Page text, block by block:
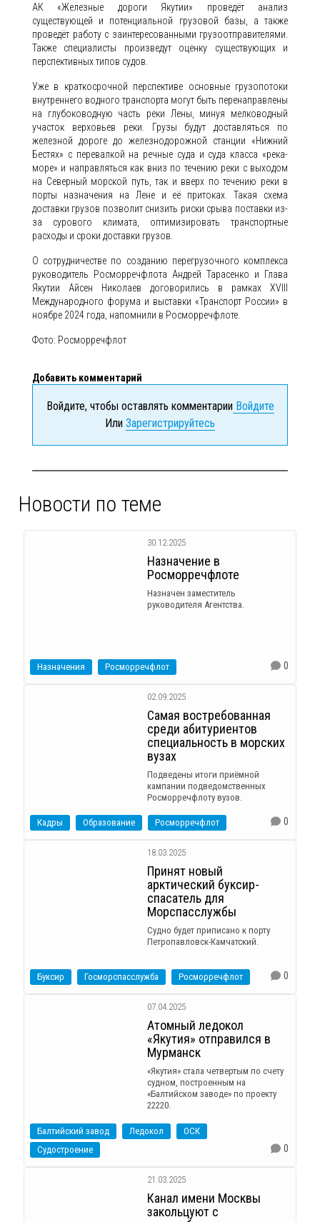
АК «Железные дороги Якутии» проведёт анализ
существующей и потенциальной грузовой базы, а также
проведёт работу с заинтересованными грузоотправителями.
Также специалисты произведут оценку существующих и
перспективных типов судов.
Уже в краткосрочной перспективе основные грузопотоки
внутреннего водного транспорта могут быть перенаправлены
на глубоководную часть реки Лены, минуя мелководный
участок верховьев реки. Грузы будут доставляться по
железной дороге до железнодорожной станции «Нижний
Бестях» с перевалкой на речные суда и суда класса «река-
море» и направляться как вниз по течению реки с выходом
на Северный морской путь, так и вверх по течению реки в
порты назначения на Лене и её притоках. Такая схема
доставки грузов позволит снизить риски срыва поставки из-
за сурового климата, оптимизировать транспортные
расходы и сроки доставки грузов.
О сотрудничестве по созданию перегрузочного комплекса
руководитель Росморречфлота Андрей Тарасенко и Глава
Якутии Айсен Николаев договорились в рамках ХVIII
Международного форума и выставки «Транспорт России» в
ноябре 2024 года, напомнили в Росморречфлоте.
Фото: Росморречфлот
Добавить комментарий
Войдите, чтобы оставлять комментарииВойдите
Или Зарегистрируйтесь
Новости по теме
30.12.2025
Назначение в
Росморречфлоте
Назначен заместитель
руководителя Агентства.
Назначения Росморречфлот 0
02.09.2025
Самая востребованная
среди абитуриентов
специальность в морских
вузах
Подведены итоги приёмной
кампании подведомственных
Росморречфлоту вузов.
Кадры Образование Росморречфлот 0
18.03.2025
Принят новый
арктический буксир-
спасатель для
Морспасслужбы
Судно будет приписано к порту
Петропавловск-Камчатский.
Буксир Госморспасслужба Росморречфлот 0
07.04.2025
Атомный ледокол
«Якутия» отправился в
Мурманск
«Якутия» стала четвертым по счету
судном, построенным на
«Балтийском заводе» по проекту
22220.
Балтийский завод Ледокол
ОСК
Судостроение
0
21.03.2025
Канал имени Москвы
закольцуют с